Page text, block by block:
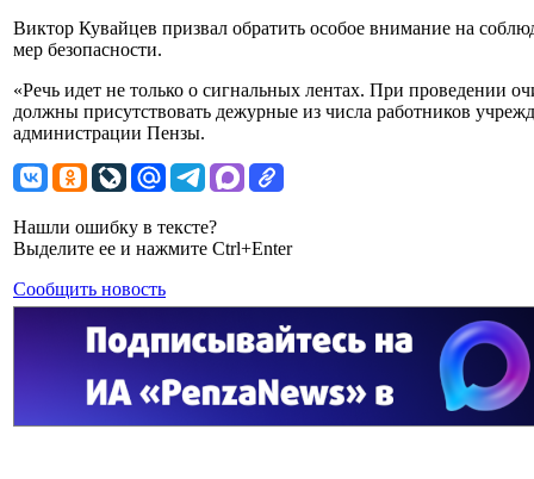
Виктор Кувайцев призвал обратить особое внимание на
мер безопасности.
«Речь идет не только о сигнальных лентах. При проведении
должны присутствовать дежурные из числа работников
администрации Пензы.
Нашли ошибку в тексте?
Выделите ее и нажмите Ctrl+Enter
Сообщить новость